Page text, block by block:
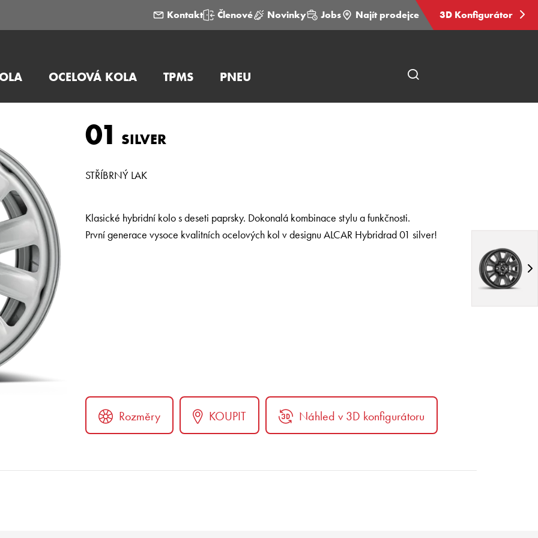
Kontakt Členové Novinky Jobs Najít prodejce 3D Konfigurátor
OCELOVÁ KOLA TPMS PNEU
01 SILVER
STŘÍBRNÝ LAK
Klasické hybridní kolo s deseti paprsky. Dokonalá kombinace stylu a funkčnosti.
První generace vysoce kvalitních ocelových kol v designu ALCAR Hybridrad 01 silver!
Rozměry KOUPIT Náhled v 3D konfigurátoru